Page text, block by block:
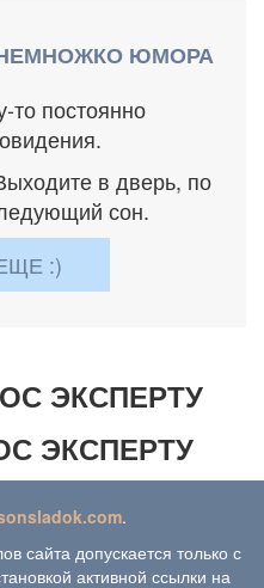
ЮМОРА
постоянно
в дверь, по
сон.
:)
ЭКСПЕРТУ
.
сайта допускается только с
активной ссылки на